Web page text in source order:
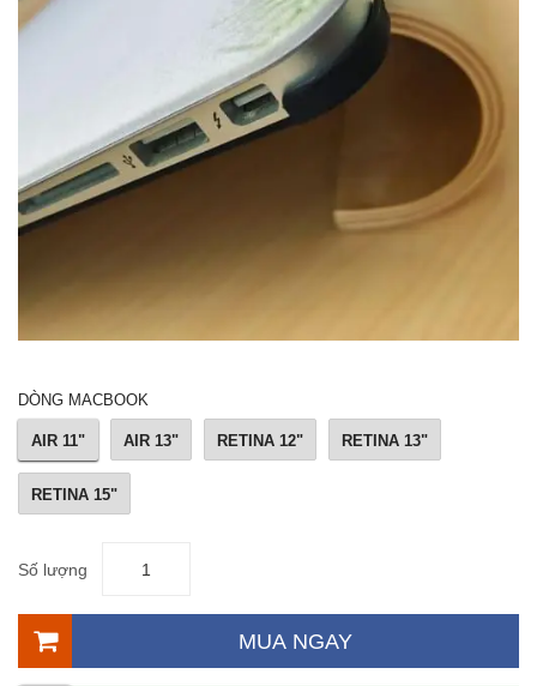
DÒNG MACBOOK
AIR 11" AIR 13" RETINA 12" RETINA 13"
RETINA 15"
Số lượng
MUA NGAY